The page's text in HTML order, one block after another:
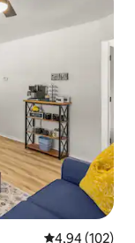
Évaluation
4,94 (102)